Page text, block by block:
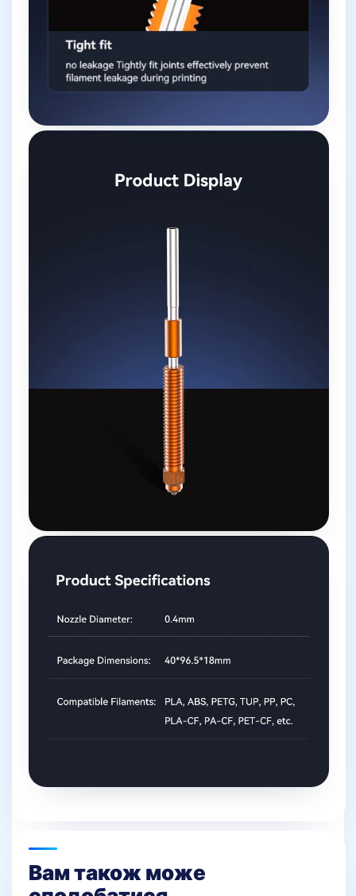
Вам також може